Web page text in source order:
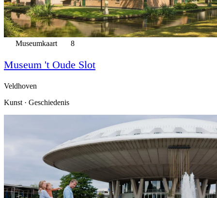
Museumkaart 8
Museum 't Oude Slot
Veldhoven
Kunst · Geschiedenis